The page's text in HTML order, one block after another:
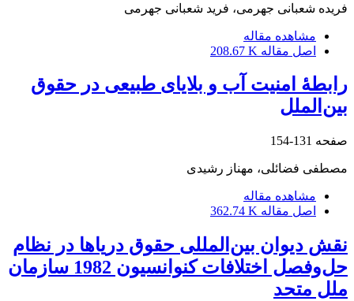
فریده شعبانی جهرمی، فرید شعبانی جهرمی
مشاهده مقاله
اصل مقاله 208.67 K
رابطۀ امنیت آب و بلایای طبیعی در حقوق
بین‌الملل
صفحه 131-154
مصطفی فضائلی، مهناز رشیدی
مشاهده مقاله
اصل مقاله 362.74 K
نقش دیوان بین‌المللی حقوق دریاها در نظام
حل‌وفصل اختلافات کنوانسیون 1982 سازمان
ملل متحد